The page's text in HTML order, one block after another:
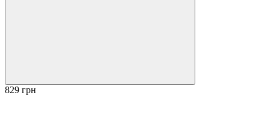
829 грн